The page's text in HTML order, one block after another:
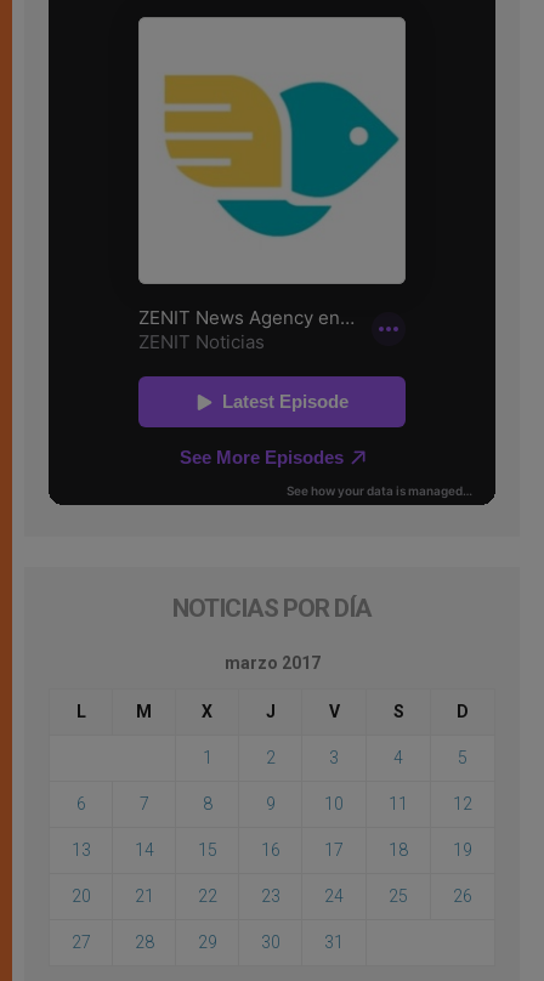
NOTICIAS POR DÍA
marzo 2017
L M X J V S D
1 2 3 4 5
6 7 8 9 10 11 12
13 14 15 16 17 18 19
20 21 22 23 24 25 26
27 28 29 30 31